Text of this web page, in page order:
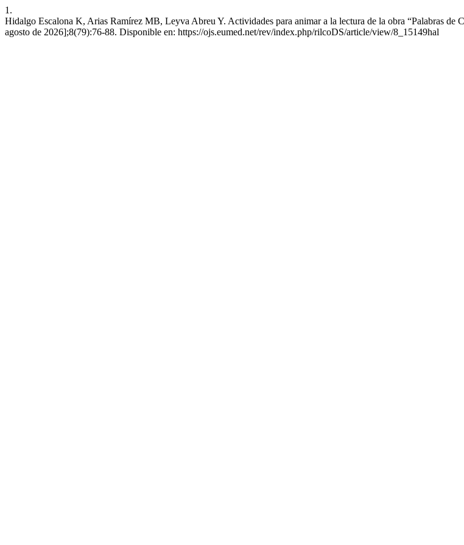
1.
Hidalgo Escalona K, Arias Ramírez MB, Leyva Abreu Y. Actividades para animar a la lectura de la obra “Palabras
agosto de 2026];8(79):76-88. Disponible en: https://ojs.eumed.net/rev/index.php/rilcoDS/article/view/8_15149hal